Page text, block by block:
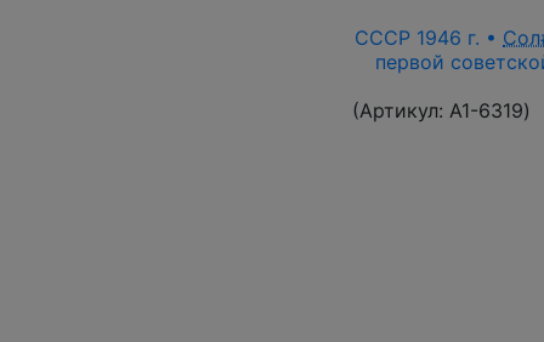
СССР 1946 г. •
первой
(Артикул: A1-6319)